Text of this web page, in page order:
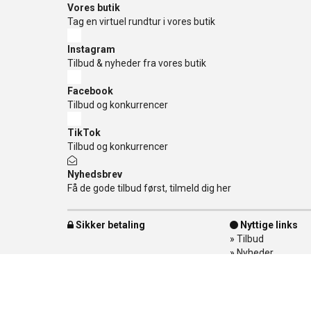
Vores butik
Tag en virtuel rundtur i vores butik
Instagram
Tilbud & nyheder fra vores butik
Facebook
Tilbud og konkurrencer
TikTok
Tilbud og konkurrencer
Nyhedsbrev
Få de gode tilbud først, tilmeld dig her
Sikker betaling
Nyttige links
» Tilbud
» Nyheder